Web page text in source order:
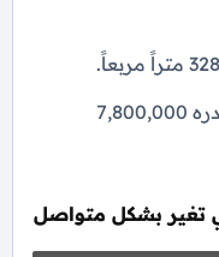
الأسعار تتراوح ببداية من مبلغ قدره 7,800,000
تغير بشكل متواصل